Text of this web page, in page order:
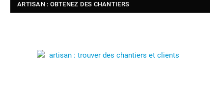
ARTISAN : OBTENEZ DES CHANTIERS